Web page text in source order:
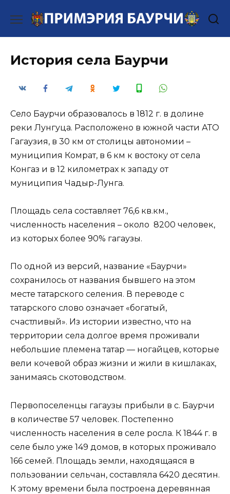
содержанию
История села Баурчи
Село Баурчи образовалось в 1812 г. в долине
реки Лунгуца. Расположено в южной части АТО
Гагаузия, в 30 км от столицы автономии –
муниципия Комрат, в 6 км к востоку от села
Конгаз и в 12 километрах к западу от
муниципия Чадыр-Лунга.
Площадь села составляет 76,6 кв.км.,
численность населения – около 8200 человек,
из которых более 90% гагаузы.
По одной из версий, название «Баурчи»
сохранилось от названия бывшего на этом
месте татарского селения. В переводе с
татарского слово означает «богатый,
счастливый». Из истории известно, что на
территории села долгое время проживали
небольшие племена татар — ногайцев, которые
вели кочевой образ жизни и жили в кишлаках,
занимаясь скотоводством.
Первопоселенцы гагаузы прибыли в с. Баурчи
в количестве 57 человек. Постепенно
численность населения в селе росла. К 1844 г. в
селе было уже 149 домов, в которых проживало
166 семей. Площадь земли, находящаяся в
пользовании сельчан, составляла 6420 десятин.
К этому времени была построена деревянная